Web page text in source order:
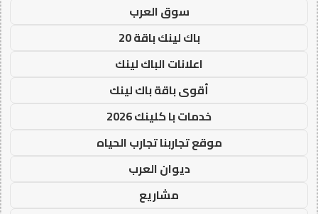
سوق العرب
باك لينك باقة 20
اعلانات الباك لينك
أقوى باقة باك لينك
خدمات با كلينك 2026
موقع تجاربنا تجارب الحياه
ديوان العرب
مشاريع